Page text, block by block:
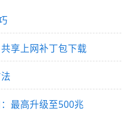
享上网补丁包下载
最高升级至500兆